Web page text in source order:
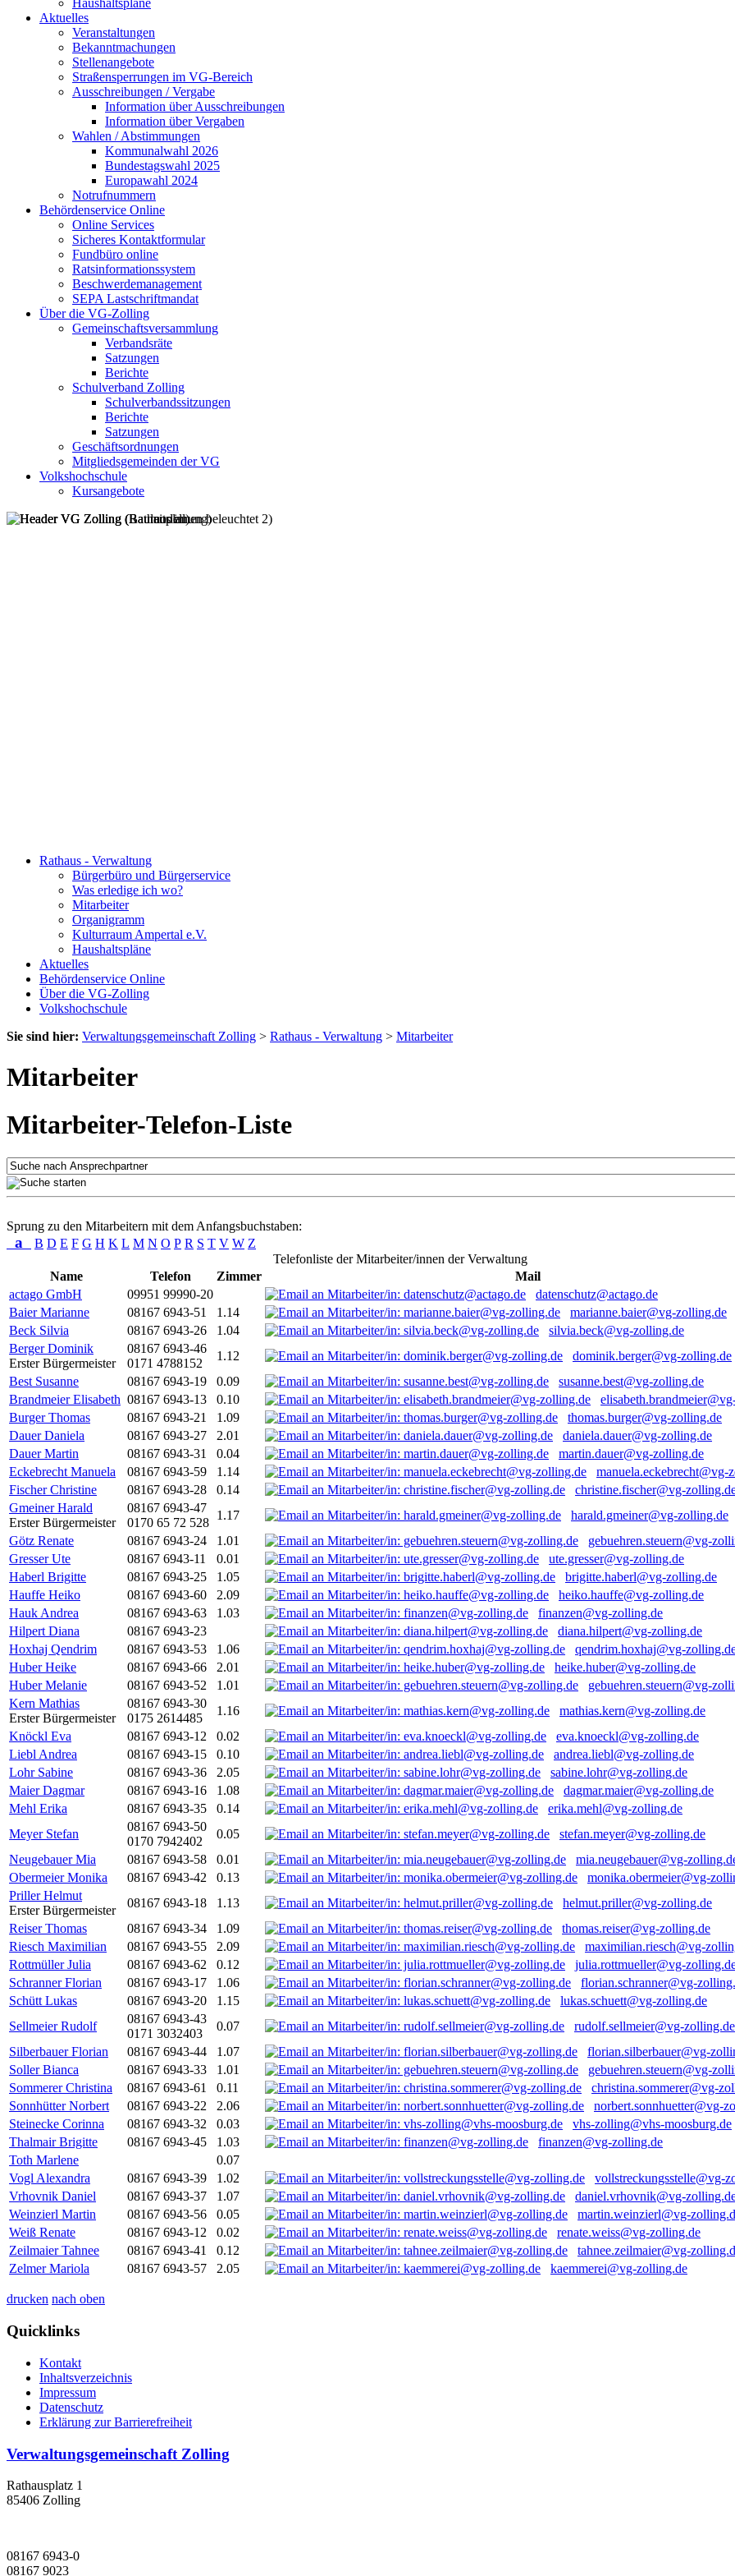
Haushaltspläne
Aktuelles
Veranstaltungen
Bekanntmachungen
Stellenangebote
Straßensperrungen im VG-Bereich
Ausschreibungen / Vergabe
Information über Ausschreibungen
Information über Vergaben
Wahlen / Abstimmungen
Kommunalwahl 2026
Bundestagswahl 2025
Europawahl 2024
Notrufnummern
Behördenservice Online
Online Services
Sicheres Kontaktformular
Fundbüro online
Ratsinformationssystem
Beschwerdemanagement
SEPA Lastschriftmandat
Über die VG-Zolling
Gemeinschaftsversammlung
Verbandsräte
Satzungen
Berichte
Schulverband Zolling
Schulverbandssitzungen
Berichte
Satzungen
Geschäftsordnungen
Mitgliedsgemeinden der VG
Volkshochschule
Kursangebote
Rathaus - Verwaltung
Bürgerbüro und Bürgerservice
Was erledige ich wo?
Mitarbeiter
Organigramm
Kulturraum Ampertal e.V.
Haushaltspläne
Aktuelles
Behördenservice Online
Über die VG-Zolling
Volkshochschule
Sie sind hier: Verwaltungsgemeinschaft Zolling > Rathaus - Verwaltung > Mitarbeiter
Mitarbeiter
Mitarbeiter-Telefon-Liste
Sprung zu den Mitarbeitern mit dem Anfangsbuchstaben:
a B D E F G H K L M N O P R S T V W Z
Telefonliste der Mitarbeiter/innen der Verwaltung
Name
Telefon Zimmer
Mail
actago GmbH
09951 99990-20
datenschutz@actago.de
Baier Marianne
08167 6943-51 1.14
marianne.baier@vg-zolling.de
Beck Silvia
08167 6943-26 1.04
silvia.beck@vg-zolling.de
Berger Dominik
Erster Bürgermeister
08167 6943-46
0171 4788152
1.12
dominik.berger@vg-zolling.de
Best Susanne
08167 6943-19 0.09
susanne.best@vg-zolling.de
Brandmeier Elisabeth 08167 6943-13 0.10
Burger Thomas
08167 6943-21 1.09
thomas.burger@vg-zolling.de
Dauer Daniela
08167 6943-27 2.01
daniela.dauer@vg-zolling.de
Dauer Martin
08167 6943-31 0.04
martin.dauer@vg-zolling.de
Eckebrecht Manuela
08167 6943-59 1.14
manuela.eckebrecht@vg-
Fischer Christine
08167 6943-28 0.14
christine.fischer@vg-
Gmeiner Harald
Erster Bürgermeister
08167 6943-47
0170 65 72 528
1.17
harald.gmeiner@vg-zolling.de
Götz Renate
08167 6943-24 1.01
gebuehren.steuern@vg-
Gresser Ute
08167 6943-11 0.01
ute.gresser@vg-zolling.de
Haberl Brigitte
08167 6943-25 1.05
brigitte.haberl@vg-zolling.de
Hauffe Heiko
08167 6943-60 2.09
heiko.hauffe@vg-zolling.de
Hauk Andrea
08167 6943-63 1.03
finanzen@vg-zolling.de
Hilpert Diana
08167 6943-23
diana.hilpert@vg-zolling.de
Hoxhaj Qendrim
08167 6943-53 1.06
qendrim.hoxhaj@vg-
Huber Heike
08167 6943-66 2.01
heike.huber@vg-zolling.de
Huber Melanie
08167 6943-52 1.01
gebuehren.steuern@vg-
Kern Mathias
Erster Bürgermeister
08167 6943-30
0175 2614485
1.16
mathias.kern@vg-zolling.de
Knöckl Eva
08167 6943-12 0.02
eva.knoeckl@vg-zolling.de
Liebl Andrea
08167 6943-15 0.10
andrea.liebl@vg-zolling.de
Lohr Sabine
08167 6943-36 2.05
sabine.lohr@vg-zolling.de
Maier Dagmar
08167 6943-16 1.08
dagmar.maier@vg-zolling.de
Mehl Erika
08167 6943-35 0.14
erika.mehl@vg-zolling.de
Meyer Stefan
08167 6943-50
0170 7942402
0.05
stefan.meyer@vg-zolling.de
Neugebauer Mia
08167 6943-58 0.01
mia.neugebauer@vg-
Obermeier Monika
08167 6943-42 0.13
monika.obermeier@vg-
Priller Helmut
Erster Bürgermeister
08167 6943-18 1.13
helmut.priller@vg-zolling.de
Reiser Thomas
08167 6943-34 1.09
thomas.reiser@vg-zolling.de
Riesch Maximilian
08167 6943-55 2.09
maximilian.riesch@vg-
Rottmüller Julia
08167 6943-62 0.12
julia.rottmueller@vg-
Schranner Florian
08167 6943-17 1.06
florian.schranner@vg-
Schütt Lukas
08167 6943-20 1.15
lukas.schuett@vg-zolling.de
Sellmeier Rudolf
08167 6943-43
0171 3032403
0.07
rudolf.sellmeier@vg-zolling.de
Silberbauer Florian
08167 6943-44 1.07
florian.silberbauer@vg-
Soller Bianca
08167 6943-33 1.01
gebuehren.steuern@vg-
Sommerer Christina
08167 6943-61 0.11
christina.sommerer@vg-
Sonnhütter Norbert
08167 6943-22 2.06
norbert.sonnhuetter@vg-
Steinecke Corinna
08167 6943-32 0.03
vhs-zolling@vhs-moosburg.de
Thalmair Brigitte
08167 6943-45 1.03
finanzen@vg-zolling.de
Toth Marlene
0.07
Vogl Alexandra
08167 6943-39 1.02
vollstreckungsstelle@vg-
Vrhovnik Daniel
08167 6943-37 1.07
daniel.vrhovnik@vg-
Weinzierl Martin
08167 6943-56 0.05
martin.weinzierl@vg-
Weiß Renate
08167 6943-12 0.02
renate.weiss@vg-zolling.de
Zeilmaier Tahnee
08167 6943-41 0.12
tahnee.zeilmaier@vg-
Zelmer Mariola
08167 6943-57 2.05 kaemmerei@vg-zolling.de
drucken nach oben
Quicklinks
Kontakt
Inhaltsverzeichnis
Impressum
Datenschutz
Erklärung zur Barrierefreiheit
Verwaltungsgemeinschaft Zolling
Rathausplatz 1
85406 Zolling
08167 6943-0
08167 9023